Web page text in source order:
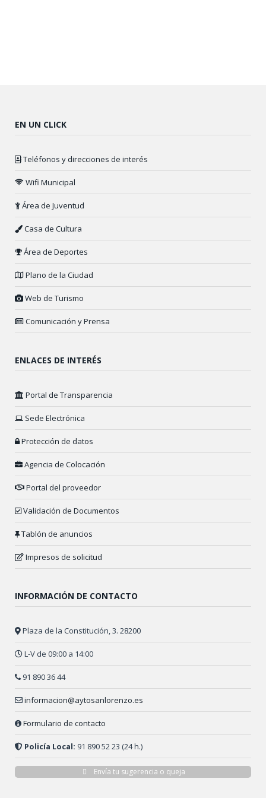
EN UN CLICK
Teléfonos y direcciones de interés
Wifi Municipal
Área de Juventud
Casa de Cultura
Área de Deportes
Plano de la Ciudad
Web de Turismo
Comunicación y Prensa
ENLACES DE INTERÉS
Portal de Transparencia
Sede Electrónica
Protección de datos
Agencia de Colocación
Portal del proveedor
Validación de Documentos
Tablón de anuncios
Impresos de solicitud
INFORMACIÓN DE CONTACTO
Plaza de la Constitución, 3. 28200
L-V de 09:00 a 14:00
91 890 36 44
informacion@aytosanlorenzo.es
Formulario de contacto
Policía Local: 91 890 52 23 (24 h.)
Envía tu sugerencia o queja